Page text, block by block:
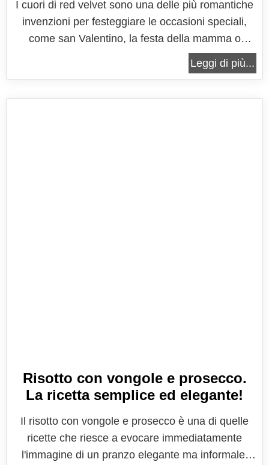
I cuori di red velvet sono una delle più romantiche
invenzioni per festeggiare le occasioni speciali,
come san Valentino, la festa della mamma o
semplicemente un anniversario che ci tenete a
ricordare. Questi cuori sono dei semplici dolcetti
Leggi di più...
Risotto con vongole e prosecco.
La ricetta semplice ed elegante!
Il risotto con vongole e prosecco è una di quelle
ricette che riesce a evocare immediatamente
l'immagine di un pranzo elegante ma informale,